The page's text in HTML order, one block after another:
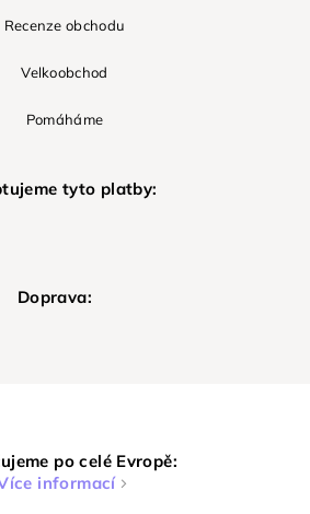
Recenze obchodu
Velkoobchod
Pomáháme
tyto platby:
Doprava:
po celé Evropě:
informací